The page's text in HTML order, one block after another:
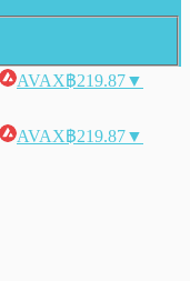
AVAX฿219.87▼
AVAX฿219.87▼